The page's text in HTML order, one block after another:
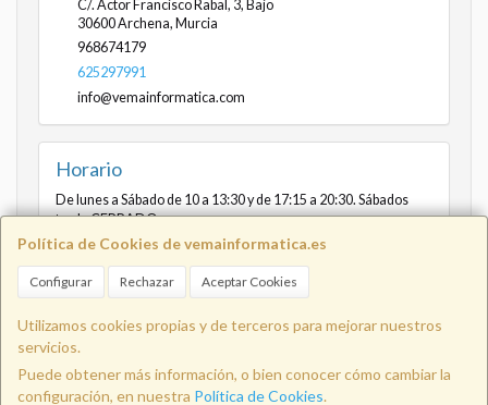
Política de Cookies de vemainformatica.es
Configurar Rechazar Aceptar Cookies
Utilizamos cookies propias y de terceros para mejorar nuestros
servicios.
Puede obtener más información, o bien conocer cómo cambiar la
configuración, en nuestra Política de Cookies.
C/. Actor Francisco Rabal, 3, Bajo
30600Archena, Murcia
968674179
625297991
info@vemainformatica.com
Horario
De lunes a Sábado de 10 a 13:30 y de 17:15 a 20:30. Sábados
tarde CERRADO
Info@vemainformatica.com 625
29 79 91